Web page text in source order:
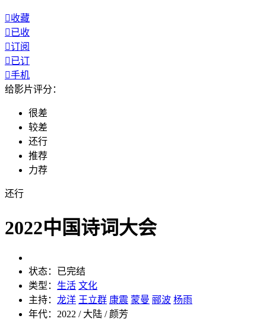
收藏
已收
订阅
已订
手机
给影片评分：
很差
较差
还行
推荐
力荐
还行
2022中国诗词大会
状态： 已完结
类型： 生活 文化
主持： 龙洋 王立群 康震 蒙曼 郦波 杨雨
年代： 2022 / 大陆 / 颜芳